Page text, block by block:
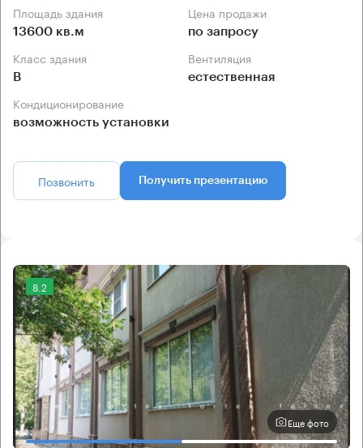
Площадь здания
13600 кв.м
Цена продажи
по запросу
Класс здания
B
Вентиляция
естественная
Кондиционирование
возможность установки
Позвонить Получить презентацию
8.2
Еще фото